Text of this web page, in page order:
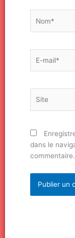
mail*
dans le
commentaire.